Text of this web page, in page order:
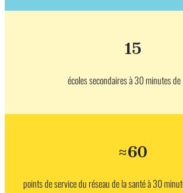
15
écoles secondaires à 30 minutes
≈60
points de service du réseau de la santé à 30